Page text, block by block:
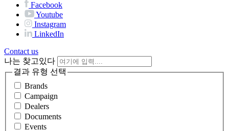
Facebook
Youtube
Instagram
LinkedIn
Contact us
나는 찾고있다
결과 유형 선택
Brands
Campaign
Dealers
Documents
Events